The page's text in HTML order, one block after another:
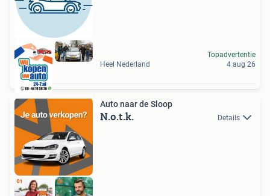
Heel Nederland
Topadvertentie
4 aug 26
Auto naar de Sloop
N.o.t.k. Details